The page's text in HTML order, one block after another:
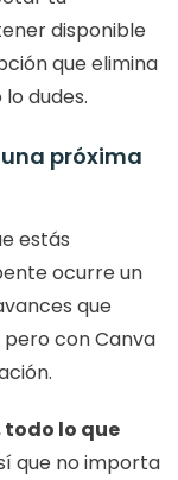
disponible
que elimina
dudes.
próxima
estás
ocurre un
que
con Canva
todo lo que
que no importa